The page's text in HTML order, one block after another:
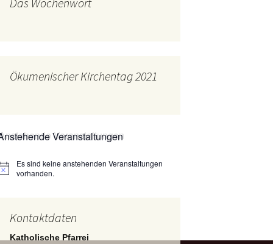
Arbeitsgruppen
Ökumenischer Kirchentag 2021
Veranstaltungen
Es sind keine anstehenden Veranstaltungen
vorhanden.
Kontaktdaten
Katholische Pfarrei